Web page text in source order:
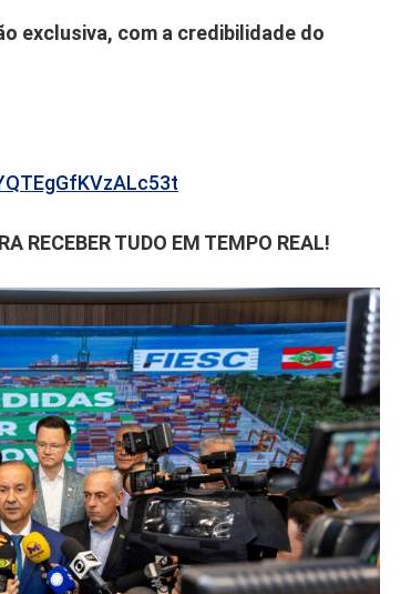
exclusiva, com a credibilidade do
RECEBER TUDO EM TEMPO REAL!